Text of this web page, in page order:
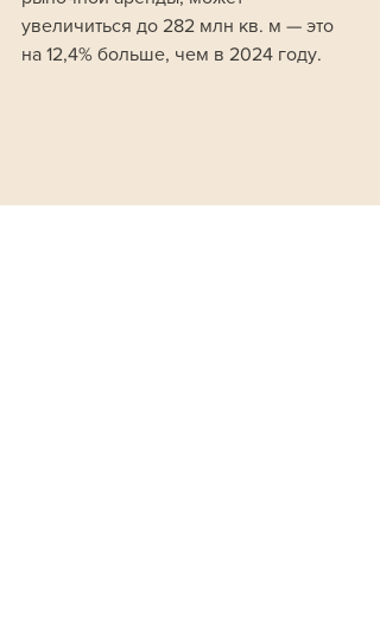
увеличиться до 282 млн кв. м — это
на 12,4% больше, чем в 2024 году.